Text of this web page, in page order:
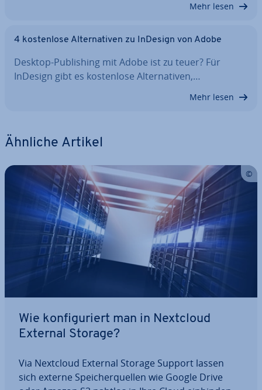
Mehr lesen
4 kos­ten­lo­se Al­ter­na­ti­ven zu InDesign von Adobe
Desktop-Pu­bli­shing mit Adobe ist zu teuer? Für
InDesign gibt es kos­ten­lo­se Al­ter­na­ti­ven,…
Mehr lesen
Ähnliche Artikel
Wie kon­fi­gu­riert man in Nextcloud
External Storage?
Via Nextcloud External Storage Support lassen
sich externe Spei­cher­quel­len wie Google Drive